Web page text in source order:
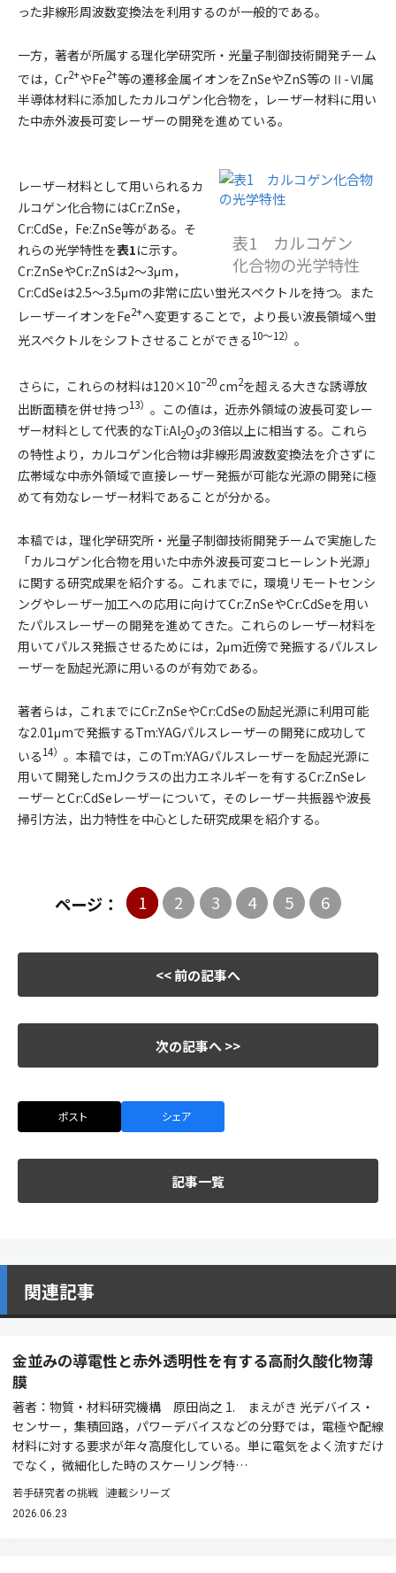
った非線形周波数変換法を利用するのが一般的である。
一方，著者が所属する理化学研究所・光量子制御技術開発チーム
では，Cr2+やFe2+等の遷移金属イオンをZnSeやZnS等のⅡ-Ⅵ属
半導体材料に添加したカルコゲン化合物を，レーザー材料に用い
た中赤外波長可変レーザーの開発を進めている。
表1 カルコゲン
化合物の光学特性
レーザー材料として用いられるカ
ルコゲン化合物にはCr:ZnSe，
Cr:CdSe，Fe:ZnSe等がある。そ
れらの光学特性を表1に示す。
Cr:ZnSeやCr:ZnSは2〜3μm，
Cr:CdSeは2.5〜3.5μmの非常に広い蛍光スペクトルを持つ。また
レーザーイオンをFe2+へ変更することで，より長い波長領域へ蛍
光スペクトルをシフトさせることができる10〜12） 。
さらに，これらの材料は120×10–20cm2を超える大きな誘導放
出断面積を併せ持つ13） 。この値は，近赤外領域の波長可変レー
ザー材料として代表的なTi:Al2O3の3倍以上に相当する。これら
の特性より，カルコゲン化合物は非線形周波数変換法を介さずに
広帯域な中赤外領域で直接レーザー発振が可能な光源の開発に極
めて有効なレーザー材料であることが分かる。
本稿では，理化学研究所・光量子制御技術開発チームで実施した
「カルコゲン化合物を用いた中赤外波長可変コヒーレント光源」
に関する研究成果を紹介する。これまでに，環境リモートセンシ
ングやレーザー加工への応用に向けてCr:ZnSeやCr:CdSeを用い
たパルスレーザーの開発を進めてきた。これらのレーザー材料を
用いてパルス発振させるためには，2μm近傍で発振するパルスレ
ーザーを励起光源に用いるのが有効である。
著者らは，これまでにCr:ZnSeやCr:CdSeの励起光源に利用可能
な2.01μmで発振するTm:YAGパルスレーザーの開発に成功して
いる14） 。本稿では，このTm:YAGパルスレーザーを励起光源に
用いて開発したmJクラスの出力エネルギーを有するCr:ZnSeレ
ーザーとCr:CdSeレーザーについて，そのレーザー共振器や波長
掃引方法，出力特性を中心とした研究成果を紹介する。
ページ： 1 2 3 4 5 6
<< 前の記事へ
次の記事へ >>
ポスト シェア
記事一覧
関連記事
金並みの導電性と赤外透明性を有する高耐久酸化物薄
膜
著者：物質・材料研究機構 原田尚之 1. まえがき 光デバイス・
センサー，集積回路，パワーデバイスなどの分野では，電極や配線
材料に対する要求が年々高度化している。単に電気をよく流すだけ
でなく，微細化した時のスケーリング特…
若手研究者の挑戦 連載シリーズ
2026.06.23